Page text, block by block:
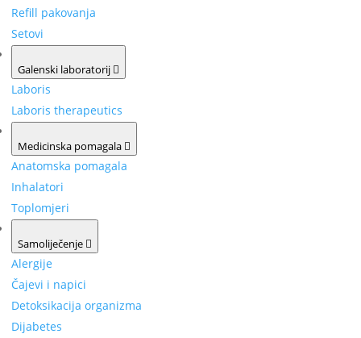
Refill pakovanja
Setovi
Galenski laboratorij
Laboris
Laboris therapeutics
Medicinska pomagala
Anatomska pomagala
Inhalatori
Toplomjeri
Samoliječenje
Alergije
Čajevi i napici
Detoksikacija organizma
Dijabetes